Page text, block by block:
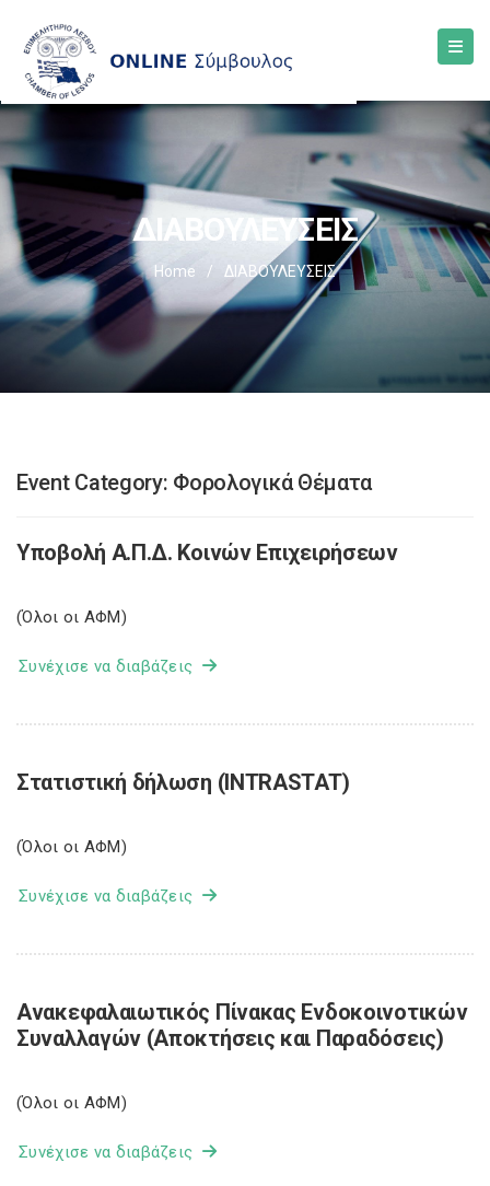
ΔΙΑΒΟΥΛΕΥΣΕΙΣ
Home / ΔΙΑΒΟΥΛΕΥΣΕΙΣ
Event Category: Φορολογικά Θέματα
Υποβολή Α.Π.Δ. Κοινών Επιχειρήσεων
(Όλοι οι ΑΦΜ)
Συνέχισε να διαβάζεις
Στατιστική δήλωση (INTRASTAT)
(Όλοι οι ΑΦΜ)
Συνέχισε να διαβάζεις
Ανακεφαλαιωτικός Πίνακας Ενδοκοινοτικών
Συναλλαγών (Αποκτήσεις και Παραδόσεις)
(Όλοι οι ΑΦΜ)
Συνέχισε να διαβάζεις